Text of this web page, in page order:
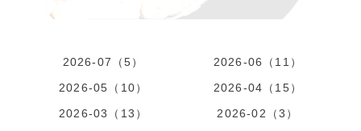
2026-07（5）
2026-06（11）
2026-05（10）
2026-04（15）
2026-03（13）
2026-02（3）